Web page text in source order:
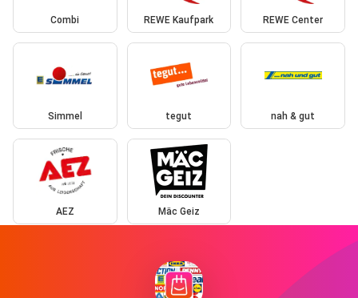
Combi REWE Kaufpark REWE Center
Simmel tegut nah & gut
AEZ Mäc Geiz